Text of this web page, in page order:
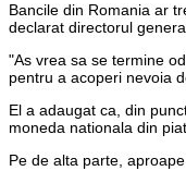
Bancile din Romania ar
declarat directorul
"As vrea sa se termine
pentru a acoperi nevoia
El a adaugat ca, din
moneda nationala din
Pe de alta parte,